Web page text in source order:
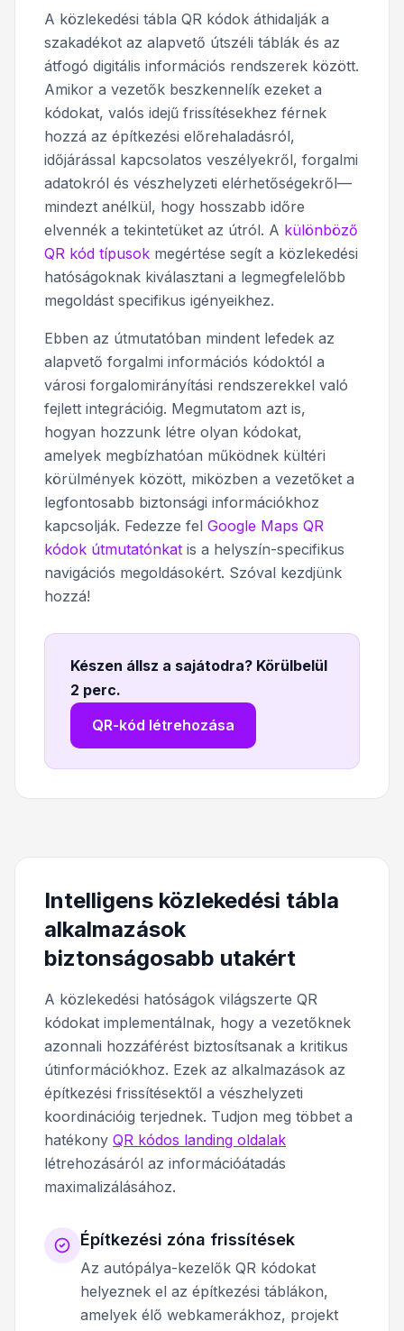
A közlekedési tábla QR kódok áthidalják a
szakadékot az alapvető útszéli táblák és az
átfogó digitális információs rendszerek között.
Amikor a vezetők beszkennelík ezeket a
kódokat, valós idejű frissítésekhez férnek
hozzá az építkezési előrehaladásról,
időjárással kapcsolatos veszélyekről, forgalmi
adatokról és vészhelyzeti elérhetőségekről—
mindezt anélkül, hogy hosszabb időre
elvennék a tekintetüket az útról. A különböző
QR kód típusok megértése segít a közlekedési
hatóságoknak kiválasztani a legmegfelelőbb
megoldást specifikus igényeikhez.
Ebben az útmutatóban mindent lefedek az
alapvető forgalmi információs kódoktól a
városi forgalomirányítási rendszerekkel való
fejlett integrációig. Megmutatom azt is,
hogyan hozzunk létre olyan kódokat,
amelyek megbízhatóan működnek kültéri
körülmények között, miközben a vezetőket a
legfontosabb biztonsági információkhoz
kapcsolják. Fedezze fel Google Maps QR
kódok útmutatónkat is a helyszín-specifikus
navigációs megoldásokért. Szóval kezdjünk
hozzá!
Készen állsz a sajátodra? Körülbelül
2 perc.
QR-kód létrehozása
Intelligens közlekedési tábla
alkalmazások
biztonságosabb utakért
A közlekedési hatóságok világszerte QR
kódokat implementálnak, hogy a vezetőknek
azonnali hozzáférést biztosítsanak a kritikus
útinformációkhoz. Ezek az alkalmazások az
építkezési frissítésektől a vészhelyzeti
koordinációig terjednek. Tudjon meg többet a
hatékony QR kódos landing oldalak
létrehozásáról az információátadás
maximalizálásához.
Építkezési zóna frissítések
Az autópálya-kezelők QR kódokat
helyeznek el az építkezési táblákon,
amelyek élő webkamerákhoz, projekt